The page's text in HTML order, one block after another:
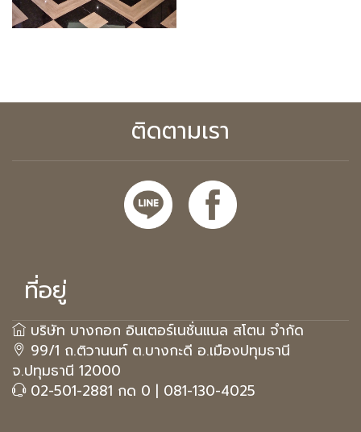
ติดตามเรา
ที่อยู่
บริษัท บางกอก อินเตอร์เนชั่นแนล สโตน จำกัด
99/1 ถ.ติวานนท์ ต.บางกะดี อ.เมืองปทุมธานี
จ.ปทุมธานี 12000
02-501-2881 กด 0 | 081-130-4025